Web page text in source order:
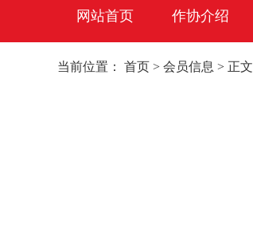
网站首页 作协介绍
当前位置： 首页 > 会员信息 > 正文